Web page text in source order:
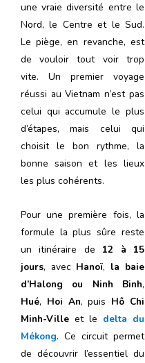
une vraie diversité entre le
Nord, le Centre et le Sud.
Le piège, en revanche, est
de vouloir tout voir trop
vite. Un premier voyage
réussi au Vietnam n’est pas
celui qui accumule le plus
d’étapes, mais celui qui
choisit le bon rythme, la
bonne saison et les lieux
les plus cohérents.
Pour une première fois, la
formule la plus sûre reste
un itinéraire de 12 à 15
jours, avec Hanoï, la baie
d’Halong ou Ninh Binh,
Hué, Hoi An, puis Hô Chi
Minh-Ville et le delta du
Mékong. Ce circuit permet
de découvrir l’essentiel du